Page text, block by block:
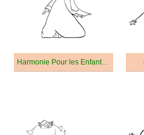
Harmonie Pour les Enfants de 3 Ans